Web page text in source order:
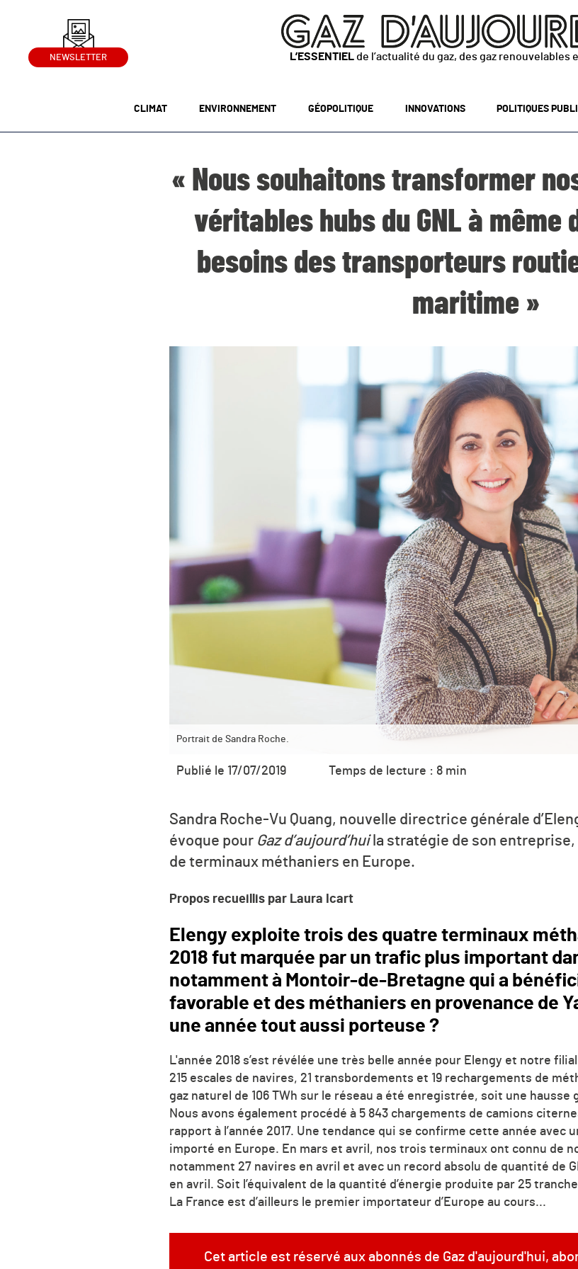
NEWSLETTER L’ESSENTIEL de l’actualité du gaz, des gaz renouvelables
CLIMAT ENVIRONNEMENT GÉOPOLITIQUE INNOVATIONS POLITIQUES
« Nous souhaitons transformer
véritables hubs du GNL à
besoins des transporteurs
maritime »
Portrait de Sandra Roche.
Publié le 17/07/2019 Temps de lecture : 8 min
Sandra Roche-Vu Quang, nouvelle directrice générale
évoque pour Gaz d’aujourd’huila stratégie de son entreprise,
de terminaux méthaniers en Europe.
Propos recueillis par Laura Icart
Elengy exploite trois des quatre terminaux
2018 fut marquée par un trafic plus important
notamment à Montoir-de-Bretagne qui a
favorable et des méthaniers en provenance de
une année tout aussi porteuse ?
L'année 2018 s’est révélée une très belle année pour Elengy et notre
215 escales de navires, 21 transbordements et 19 rechargements de
gaz naturel de 106 TWh sur le réseau a été enregistrée, soit une hausse
Nous avons également procédé à 5 843 chargements de camions
rapport à l’année 2017. Une tendance qui se confirme cette année avec
importé en Europe. En mars et avril, nos trois terminaux ont connu de
notamment 27 navires en avril et avec un record absolu de quantité de
en avril. Soit l’équivalent de la quantité d’énergie produite par 25
La France est d’ailleurs le premier importateur d’Europe au cours...
Cet article est réservé aux abonnés de Gaz d'aujourd'hui,